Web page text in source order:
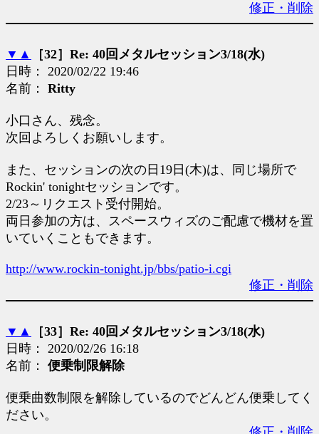
修正・削除
▼ ▲
［32］Re: 40回メタルセッション3/18(水)
日時： 2020/02/22 19:46
名前： Ritty
小口さん、残念。
次回よろしくお願いします。
また、セッションの次の日19日(木)は、同じ場所で
Rockin' tonightセッションです。
2/23～リクエスト受付開始。
両日参加の方は、スペースウィズのご配慮で機材を置
いていくこともできます。
http://www.rockin-tonight.jp/bbs/patio-i.cgi
修正・削除
▼ ▲
［33］Re: 40回メタルセッション3/18(水)
日時： 2020/02/26 16:18
名前： 便乗制限解除
便乗曲数制限を解除しているのでどんどん便乗してく
ださい。